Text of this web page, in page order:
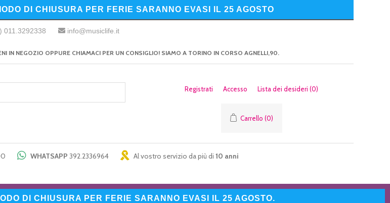
DI CHIUSURA PER FERIE SARANNO EVASI IL 25 AGOSTO
011.3292338 info@musiclife.it
IN NEGOZIO OPPURE CHIAMACI PER UN CONSIGLIO! SIAMO A TORINO IN CORSO AGNELLI,90.
Registrati Accesso Lista dei desideri (0)
Carrello (0)
WHATSAPP 392.2336964 Al vostro servizio da più di 10 anni
DI CHIUSURA PER FERIE SARANNO EVASI IL 25 AGOSTO.